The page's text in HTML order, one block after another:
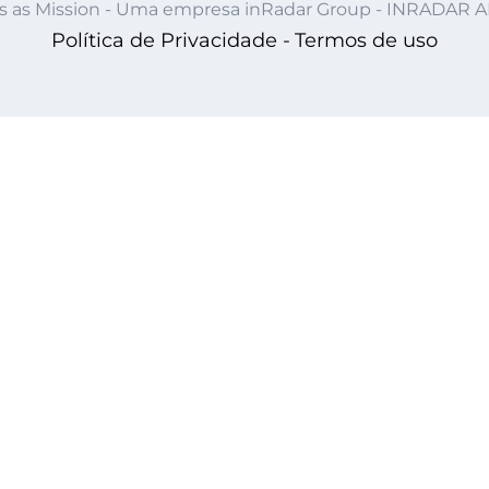
as Mission - Uma empresa inRadar Group - INRADAR
Política de Privacidade - Termos de uso